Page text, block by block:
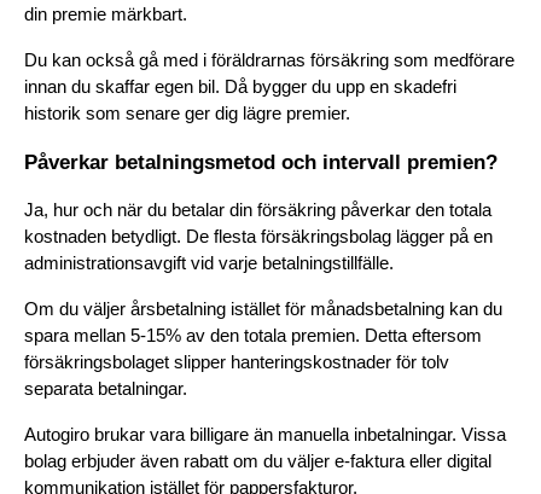
din premie märkbart.
Du kan också gå med i föräldrarnas försäkring som medförare
innan du skaffar egen bil. Då bygger du upp en skadefri
historik som senare ger dig lägre premier.
Påverkar betalningsmetod och intervall premien?
Ja, hur och när du betalar din försäkring påverkar den totala
kostnaden betydligt. De flesta försäkringsbolag lägger på en
administrationsavgift vid varje betalningstillfälle.
Om du väljer årsbetalning istället för månadsbetalning kan du
spara mellan 5-15% av den totala premien. Detta eftersom
försäkringsbolaget slipper hanteringskostnader för tolv
separata betalningar.
Autogiro brukar vara billigare än manuella inbetalningar. Vissa
bolag erbjuder även rabatt om du väljer e-faktura eller digital
kommunikation istället för pappersfakturor.